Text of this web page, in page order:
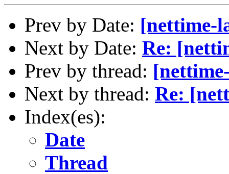
Prev by Date: [nettime-
Next by Date: Re:
Prev by thread:
Next by thread: Re:
Index(es):
Date
Thread